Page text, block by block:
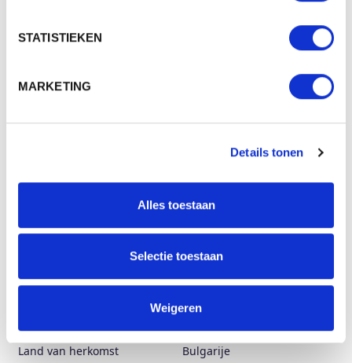
STATISTIEKEN
MARKETING
Details tonen
Alles toestaan
Selectie toestaan
Weigeren
Artikelcode
Materiaal
48% polyester, 48% TENCEL,
Land van herkomst
Bulgarije